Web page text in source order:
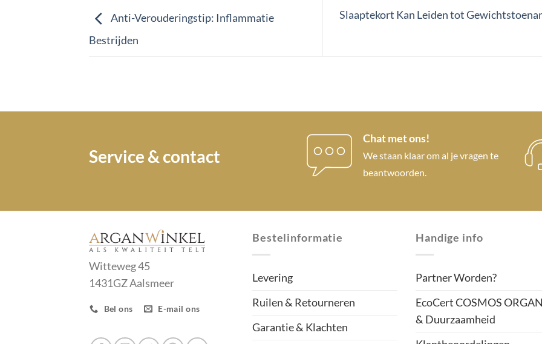
Anti-Verouderingstip: Inflammatie
Bestrijden
Slaaptekort Kan Leiden tot
Service & contact
Chat met ons!
We staan klaar om al je vragen te
beantwoorden.
Witteweg 45
1431GZ Aalsmeer
Bel ons E-mail ons
Bestelinformatie
Levering
Ruilen & Retourneren
Garantie & Klachten
Handige info
Partner Worden?
EcoCert COSMOS
& Duurzaamheid